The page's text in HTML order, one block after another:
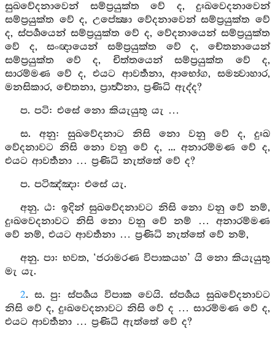
සුඛවේදනාවෙන් සම්ප්‍රයුක්ත වේ ද, දුඃඛවෙදනාවෙන්
සම්ප්‍රයුක්ත වේ ද, උපේක්‍ෂා වේදනාවෙන් සම්ප්‍රයුක්ත වේ
ද, ස්පර්‍ශයෙන් සම්ප්‍රයුක්ත වේ ද, වේදනායෙන් සම්ප්‍රයුක්ත
වේ ද, සංඥායෙන් සම්ප්‍රයුක්ත වේ ද, චේතනායෙන්
සම්ප්‍රයුක්ත වේ ද, චිත්තයෙන් සම්ප්‍රයුක්ත වේ ද,
සාරම්මණ වේ ද, එයට ආවර්‍තනා, ආභෝග, සමන්‍වාහාර,
මනසිකාර, චේතනා, ප්‍රාර්‍ත්‍ථනා, ප්‍රණිධි ඇද්ද?
ප. පටි: එසේ නො කියැයුතු යැ …
ස. අනු: සුඛවේදනාට නිසි නො වනු වේ ද, දුඃඛ
වේදනාවට නිසි නො වනු වේ ද, ... අනාරම්මණ වේ ද,
එයට ආවර්‍තනා … ප්‍රණිධි නැත්තේ වේ ද?
ප. පටිඤ්ඤා: එසේ යැ.
අනු. ඨ: ඉදින් සුඛවේදනාවට නිසි නො වනු වේ නම්,
දුඃඛවෙදනාවට නිසි නො වනු වේ නම් … අනාරම්මණ
වේ නම්, එයට ආවර්‍තනා … ප්‍රණිධි නැත්තේ වේ නම්,
අනු. පා: භවත, ‘ජරාමරණ විපාකයහ’ යි නො කියැයුතු
මැ යැ.
2. ස. පු: ස්පර්‍ශය විපාක වෙයි. ස්පර්‍ශය සුඛවේදනාවට
නිසි වේ ද, දුඃඛවෙදනාවට නිසි වේ ද … සාරම්මණ වේ ද,
එයට ආවර්‍තනා … ප්‍රණිධි ඇත්තේ වේ ද?